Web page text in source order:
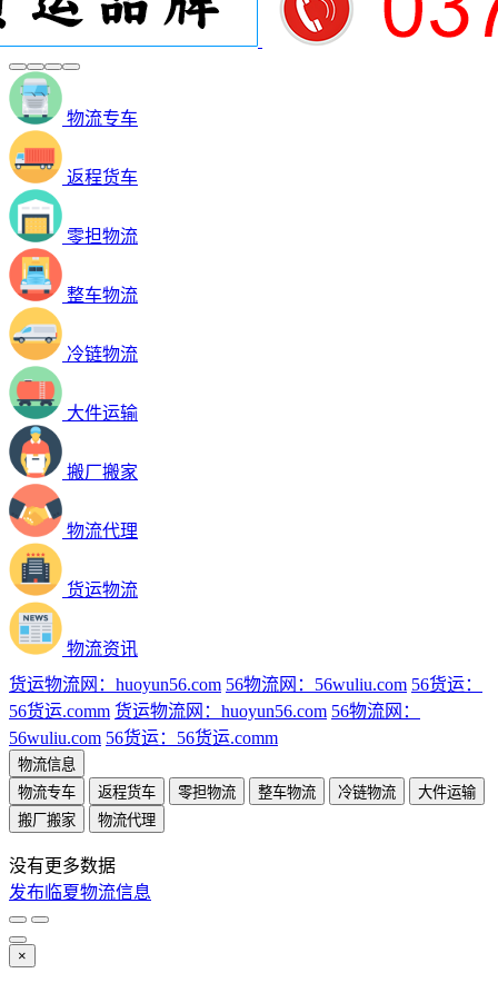
物流专车
返程货车
零担物流
整车物流
冷链物流
大件运输
搬厂搬家
物流代理
货运物流
物流资讯
货运物流网：huoyun56.com 56物流网：56wuliu.com 56货运：
56货运.comm 货运物流网：huoyun56.com 56物流网：
56wuliu.com 56货运：56货运.comm
物流信息
物流专车
返程货车 零担物流 整车物流 冷链物流
大件运输
搬厂搬家
物流代理
没有更多数据
发布临夏物流信息
×